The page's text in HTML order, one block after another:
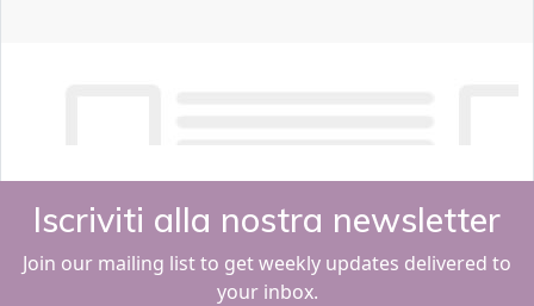
Iscriviti alla nostra newsletter
Join our mailing list to get weekly updates delivered to
your inbox.